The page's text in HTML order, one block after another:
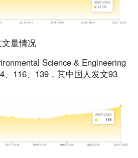
量情况
Science & Engineering
、116、139，其中国人发文93